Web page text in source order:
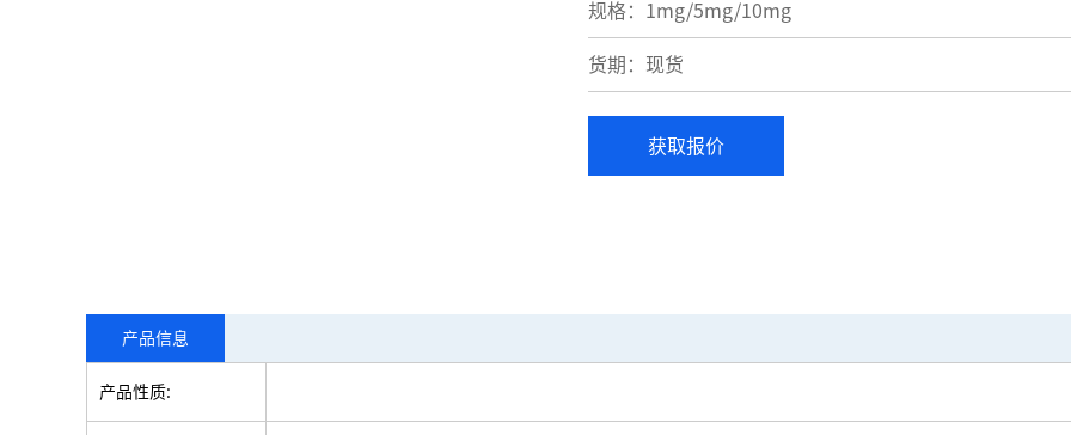
规格：1mg/5mg/10mg
货期：现货
获取报价
产品信息
产品性质: